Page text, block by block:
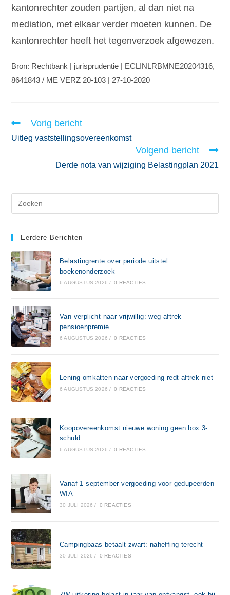
kantonrechter zouden partijen, al dan niet na
mediation, met elkaar verder moeten kunnen. De
kantonrechter heeft het tegenverzoek afgewezen.
Bron: Rechtbank | jurisprudentie | ECLINLRBMNE20204316,
8641843 / ME VERZ 20-103 | 27-10-2020
Vorig bericht
Uitleg vaststellingsovereenkomst
Volgend bericht
Derde nota van wijziging Belastingplan 2021
Eerdere Berichten
Belastingrente over periode uitstel
boekenonderzoek
6 AUGUSTUS 2026 / 0 REACTIES
Van verplicht naar vrijwillig: weg aftrek
pensioenpremie
6 AUGUSTUS 2026 / 0 REACTIES
Lening omkatten naar vergoeding redt aftrek niet
6 AUGUSTUS 2026 / 0 REACTIES
Koopovereenkomst nieuwe woning geen box 3-
schuld
6 AUGUSTUS 2026 / 0 REACTIES
Vanaf 1 september vergoeding voor gedupeerden
WIA
30 JULI 2026 / 0 REACTIES
Campingbaas betaalt zwart: naheffing terecht
30 JULI 2026 / 0 REACTIES